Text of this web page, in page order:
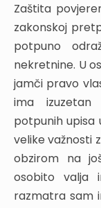
3.
A) LUKE
INTERESA
B) LUKE
4.
POSEBNE
5. UPISNIK
6.
Zaštita
zakonskoj
potpuno
nekretnine. U
jamči pravo
ima izuzetan
potpunih upisa
velike važnosti
obzirom na
osobito valja
razmatra sam